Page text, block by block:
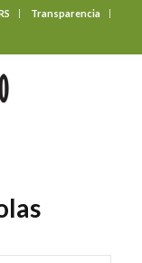
Transparencia